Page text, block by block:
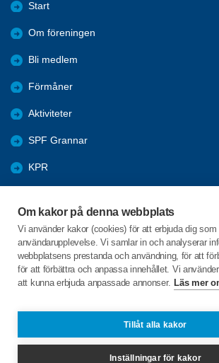
Om kakor på denna webbplats
Vi använder kakor (cookies) för att erbjuda dig
användarupplevelse. Vi samlar in och analyserar
webbplatsens prestanda och användning, för att
för att förbättra och anpassa innehållet. Vi
att kunna erbjuda anpassade annonser. Läs mer
Tillåt alla kakor
Inställningar för kakor
Start
Om föreningen
Bli medlem
Förmåner
Aktiviteter
SPF Grannar
KPR
Utbildningsmaterial dator och smart-
C/o:Gunnel Fabricius